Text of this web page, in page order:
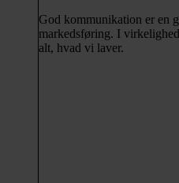
God kommunikation er en
markedsføring. I
alt, hvad vi laver.